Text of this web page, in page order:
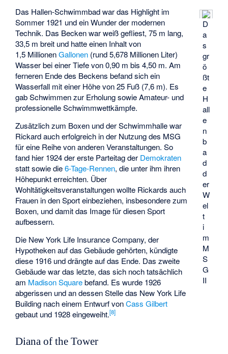
D
a
s
gr
ö
ßt
e
H
all
e
n
b
a
d
d
er
W
el
t
i
m
M
S
G
II
Das Hallen-Schwimmbad war das Highlight im
Sommer 1921 und ein Wunder der modernen
Technik. Das Becken war weiß gefliest, 75 m lang,
33,5 m breit und hatte einen Inhalt von
1,5 MillionenGallonen (rund 5,678 Millionen Liter)
Wasser bei einer Tiefe von 0,90 m bis 4,50 m. Am
ferneren Ende des Beckens befand sich ein
Wasserfall mit einer Höhe von 25 Fuß (7,6 m). Es
gab Schwimmen zur Erholung sowie Amateur- und
professionelle Schwimmwettkämpfe.
Zusätzlich zum Boxen und der Schwimmhalle war
Rickard auch erfolgreich in der Nutzung des MSG
für eine Reihe von anderen Veranstaltungen. So
fand hier 1924 der erste Parteitag der Demokraten
statt sowie die6-Tage-Rennen, die unter ihm ihren
Höhepunkt erreichten. Über
Wohltätigkeitsveranstaltungen wollte Rickards auch
Frauen in den Sport einbeziehen, insbesondere zum
Boxen, und damit das Image für diesen Sport
aufbessern.
Die New York Life Insurance Company, der
Hypotheken auf das Gebäude gehörten, kündigte
diese 1916 und drängte auf das Ende. Das zweite
Gebäude war das letzte, das sich noch tatsächlich
am Madison Squarebefand. Es wurde 1926
abgerissen und an dessen Stelle das New York Life
Building nach einem Entwurf vonCass Gilbert
gebaut und 1928 eingeweiht.[8]
Diana of the Tower